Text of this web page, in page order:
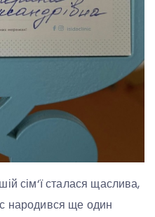
сім‘ї сталася щаслива,
народився ще один